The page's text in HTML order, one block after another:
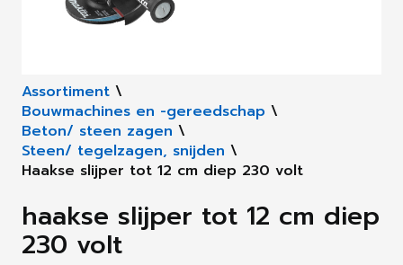
Assortiment \
Bouwmachines en -gereedschap \
Beton/ steen zagen \
Steen/ tegelzagen, snijden \
Haakse slijper tot 12 cm diep 230 volt
haakse slijper tot 12 cm diep
230 volt